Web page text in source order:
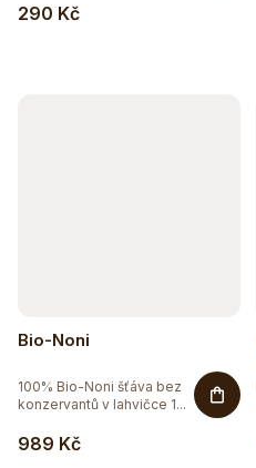
290 Kč
Sleva až 20 %
Bio-Noni
989 Kč
100% Bio-Noni šťáva bez
konzervantů v lahvičce 1...